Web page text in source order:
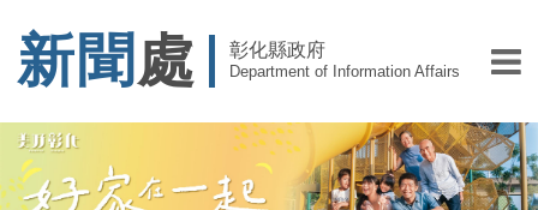
新聞 處 彰化縣政府
Department of Information Affairs